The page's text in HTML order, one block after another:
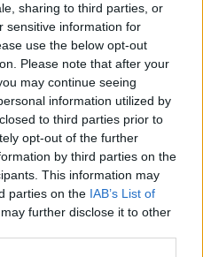
sharing to third parties, or
sensitive information for
use the below opt-out
Please note that after your
may continue seeing
information utilized by
to third parties prior to
opt-out of the further
by third parties on the
This information may
parties on the IAB’s List of
further disclose it to other
στυλ ποδοσφαίρου
άλλο πλέον σύστημα,
που θέλουν
ενόψει και της
καλοκαιριού, με
και όχι μόνο.
είναι να βάλει την
Να δείξει την
και να δομήσει-